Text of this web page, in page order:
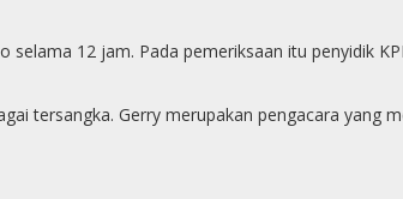
12 jam. Pada pemeriksaan itu penyidik
tersangka. Gerry merupakan pengacara yang